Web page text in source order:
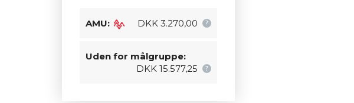
AMU: DKK 3.270,00
Uden for målgruppe:
DKK 15.577,25